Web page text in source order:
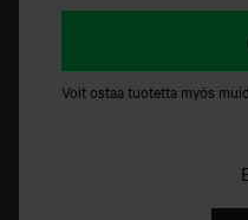
Voit ostaa tuotetta myös